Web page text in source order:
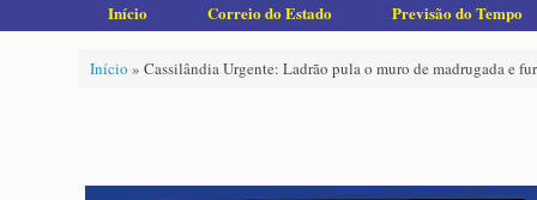
Início Correio do Estado Previsão do Tempo
Início » Cassilândia Urgente: Ladrão pula o muro de madrugada e